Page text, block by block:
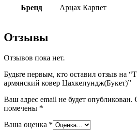
Бренд Арцах Карпет
Отзывы
Отзывов пока нет.
Будьте первым, кто оставил отзыв на
армянский ковер Цахкепундж(Букет)”
Ваш адрес email не будет опубликован.
помечены *
Ваша оценка *